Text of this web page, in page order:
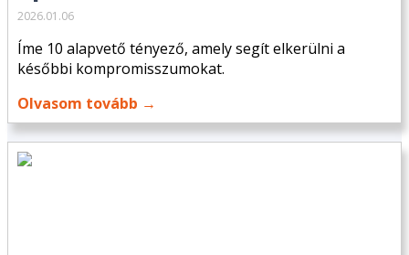
2026.01.06
Íme 10 alapvető tényező, amely segít elkerülni a
későbbi kompromisszumokat.
Olvasom tovább →